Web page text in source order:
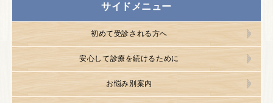
サイドメニュー
初めて受診される方へ
安心して診療を続けるために
お悩み別案内